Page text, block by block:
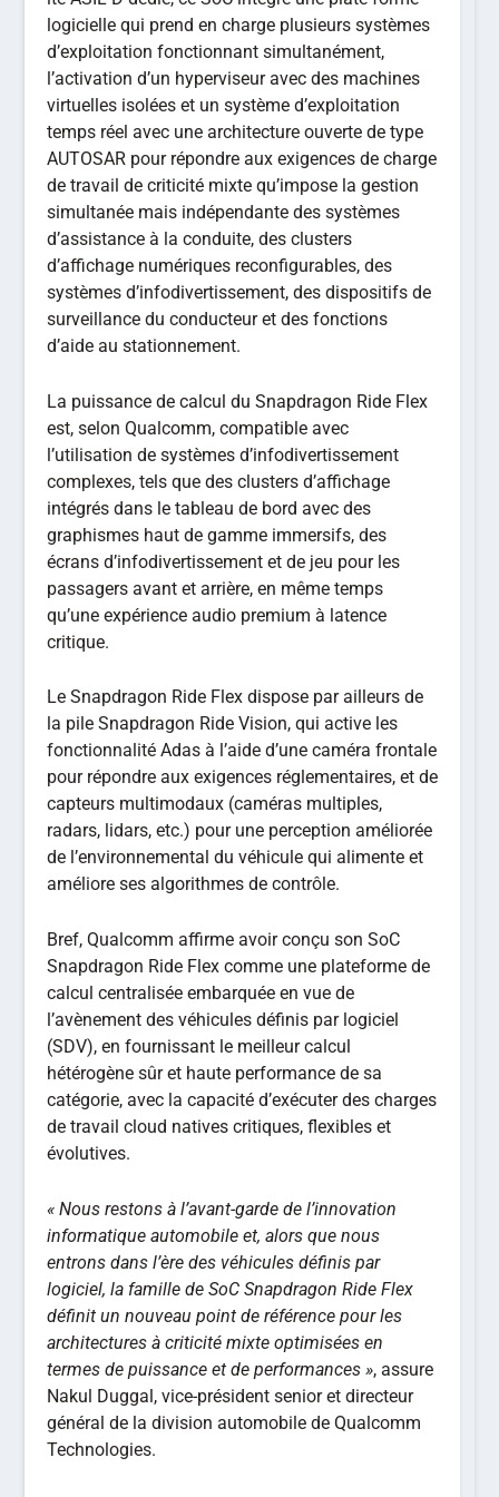
logicielle qui prend en charge plusieurs systèmes
d’exploitation fonctionnant simultanément,
l’activation d’un hyperviseur avec des machines
virtuelles isolées et un système d’exploitation
temps réel avec une architecture ouverte de type
AUTOSAR pour répondre aux exigences de charge
de travail de criticité mixte qu’impose la gestion
simultanée mais indépendante des systèmes
d’assistance à la conduite, des clusters
d’affichage numériques reconfigurables, des
systèmes d’infodivertissement, des dispositifs de
surveillance du conducteur et des fonctions
d’aide au stationnement.
La puissance de calcul du Snapdragon Ride Flex
est, selon Qualcomm, compatible avec
l’utilisation de systèmes d’infodivertissement
complexes, tels que des clusters d’affichage
intégrés dans le tableau de bord avec des
graphismes haut de gamme immersifs, des
écrans d’infodivertissement et de jeu pour les
passagers avant et arrière, en même temps
qu’une expérience audio premium à latence
critique.
Le Snapdragon Ride Flex dispose par ailleurs de
la pile Snapdragon Ride Vision, qui active les
fonctionnalité Adas à l’aide d’une caméra frontale
pour répondre aux exigences réglementaires, et de
capteurs multimodaux (caméras multiples,
radars, lidars, etc.) pour une perception améliorée
de l’environnemental du véhicule qui alimente et
améliore ses algorithmes de contrôle.
Bref, Qualcomm affirme avoir conçu son SoC
Snapdragon Ride Flex comme une plateforme de
calcul centralisée embarquée en vue de
l’avènement des véhicules définis par logiciel
(SDV), en fournissant le meilleur calcul
hétérogène sûr et haute performance de sa
catégorie, avec la capacité d’exécuter des charges
de travail cloud natives critiques, flexibles et
évolutives.
« Nous restons à l’avant-garde de l’innovation
informatique automobile et, alors que nous
entrons dans l’ère des véhicules définis par
logiciel, la famille de SoC Snapdragon Ride Flex
définit un nouveau point de référence pour les
architectures à criticité mixte optimisées en
termes de puissance et de performances », assure
Nakul Duggal, vice-président senior et directeur
général de la division automobile de Qualcomm
Technologies.